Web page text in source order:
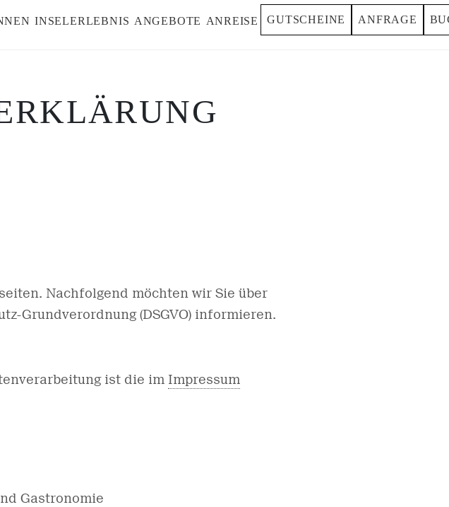
INSELERLEBNIS ANGEBOTE ANREISE GUTSCHEINE ANFRAGE
Nachfolgend möchten wir Sie über
Grundverordnung (DSGVO) informieren.
ist die im Impressum
Gastronomie